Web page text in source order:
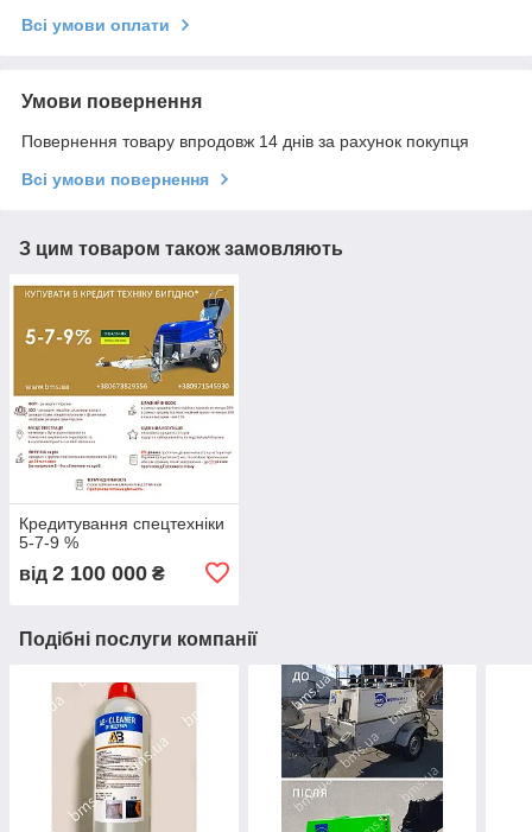
Всі умови оплати
Умови повернення
Повернення товару впродовж 14 днів за рахунок покупця
Всі умови повернення
З цим товаром також замовляють
Кредитування спецтехніки
5-7-9 %
від 2 100 000 ₴
Подібні послуги компанії